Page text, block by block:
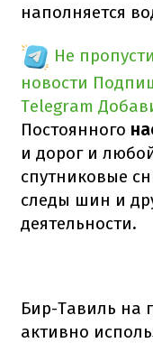
наполняется
Не
новости
Telegram
Постоянного
и дорог и
спутниковые
следы шин и
деятельности.
Бир-Тавиль на
активно